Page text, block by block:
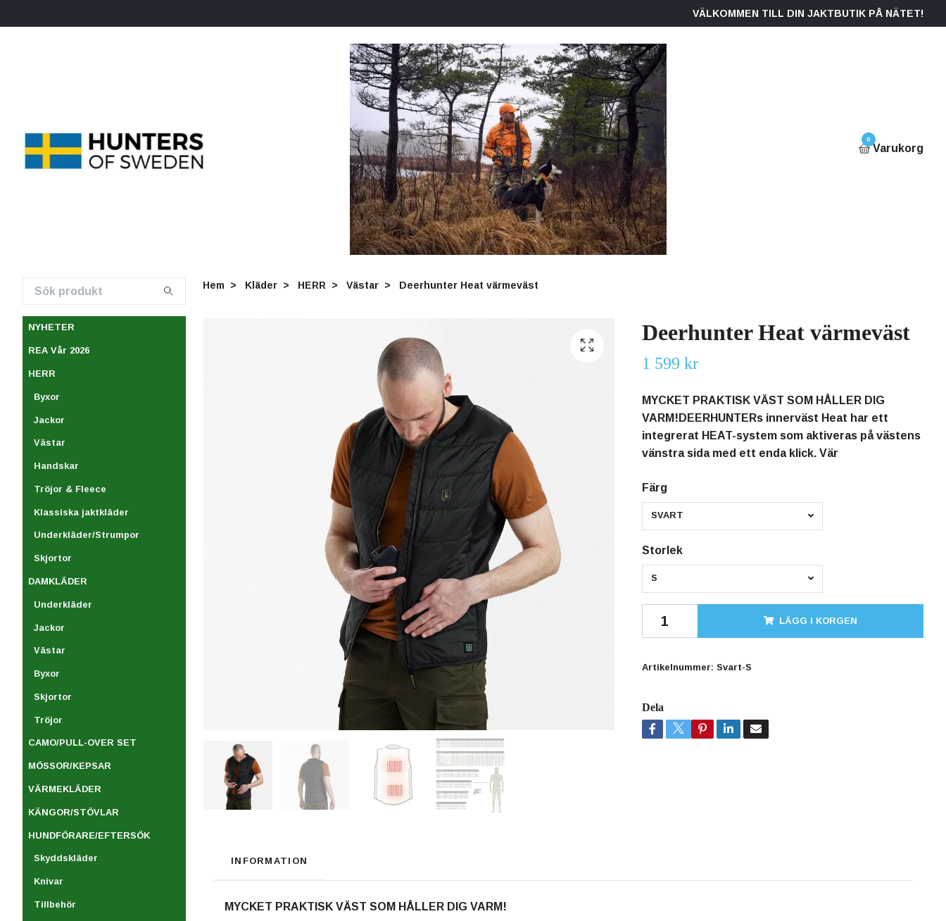
VÄLKOMMEN TILL DIN JAKTBUTIK PÅ NÄTET!
0
Varukorg
NYHETER
REA Vår 2026
HERR
Byxor
Jackor
Västar
Handskar
Tröjor & Fleece
Klassiska jaktkläder
Underkläder/Strumpor
Skjortor
DAMKLÄDER
Underkläder
Jackor
Västar
Byxor
Skjortor
Tröjor
CAMO/PULL-OVER SET
MÖSSOR/KEPSAR
VÄRMEKLÄDER
KÄNGOR/STÖVLAR
HUNDFÖRARE/EFTERSÖK
Skyddskläder
Knivar
Tillbehör
Hem Kläder HERR Västar Deerhunter Heat värmeväst
Deerhunter Heat värmeväst
1 599 kr
MYCKET PRAKTISK VÄST SOM HÅLLER DIG
VARM!DEERHUNTERs innerväst Heat har ett
integrerat HEAT-system som aktiveras på västens
vänstra sida med ett enda klick. Vär
Färg
SVART
Storlek
S
LÄGG I KORGEN
Artikelnummer: Svart-S
Dela
INFORMATION
MYCKET PRAKTISK VÄST SOM HÅLLER DIG VARM!